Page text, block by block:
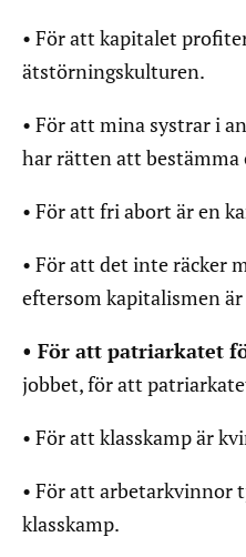
• För att kapitalet
ätstörningskulturen.
• För att mina systrar i
har rätten att bestämma
• För att fri abort är en
• För att det inte räcker
eftersom kapitalismen
• För att patriarkatet
jobbet, för att
• För att klasskamp är
• För att arbetarkvinnor
klasskamp.